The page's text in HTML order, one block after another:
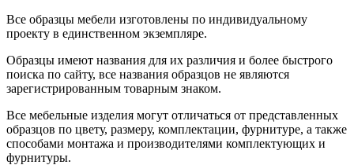
Все образцы мебели изготовлены по индивидуальному
проекту в единственном экземпляре.
Образцы имеют названия для их различия и более быстрого
поиска по сайту, все названия образцов не являются
зарегистрированным товарным знаком.
Все мебельные изделия могут отличаться от представленных
образцов по цвету, размеру, комплектации, фурнитуре, а также
способами монтажа и производителями комплектующих и
фурнитуры.